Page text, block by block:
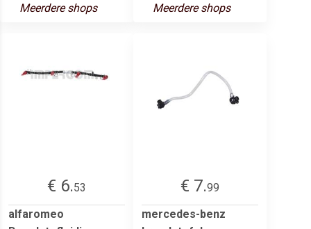
Meerdere shops Meerdere shops
€ 6.53
alfaromeo
€ 7.99
mercedes-benz